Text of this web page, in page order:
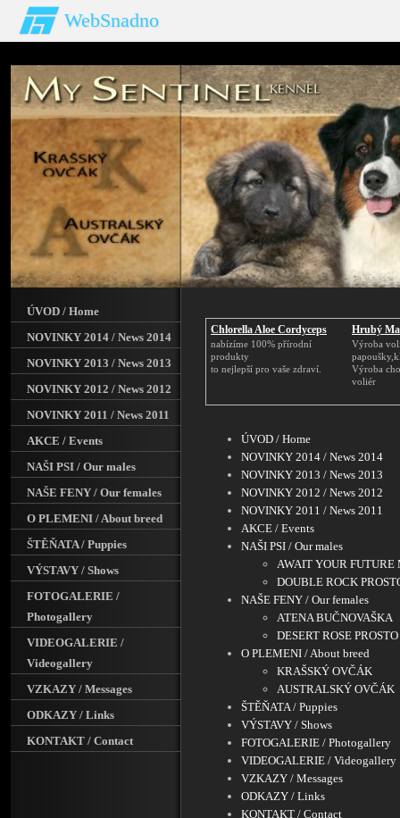
WebSnadno
Chlorella Aloe Cordyceps
nabízíme 100% přírodní
produkty
to nejlepší pro vaše zdraví.
Hrubý
Výroba
Výroba
voliér
ÚVOD / Home
NOVINKY 2014 / News 2014
NOVINKY 2013 / News 2013
NOVINKY 2012 / News 2012
NOVINKY 2011 / News 2011
AKCE / Events
NAŠI PSI / Our males
AWAIT YOUR FUTURE
DOUBLE ROCK
NAŠE FENY / Our females
ATENA BUČNOVAŠKA
DESERT ROSE
O PLEMENI / About breed
KRAŠSKÝ OVČÁK
AUSTRALSKÝ OVČÁK
ŠTĚŇATA / Puppies
VÝSTAVY / Shows
FOTOGALERIE / Photogallery
VIDEOGALERIE / Videogallery
VZKAZY / Messages
ODKAZY / Links
KONTAKT / Contact
ÚVOD / Home
NOVINKY 2014 / News 2014
NOVINKY 2013 / News 2013
NOVINKY 2012 / News 2012
NOVINKY 2011 / News 2011
AKCE / Events
NAŠI PSI / Our males
NAŠE FENY / Our females
O PLEMENI / About breed
ŠTĚŇATA / Puppies
VÝSTAVY / Shows
FOTOGALERIE /
Photogallery
VIDEOGALERIE /
Videogallery
VZKAZY / Messages
ODKAZY / Links
KONTAKT / Contact